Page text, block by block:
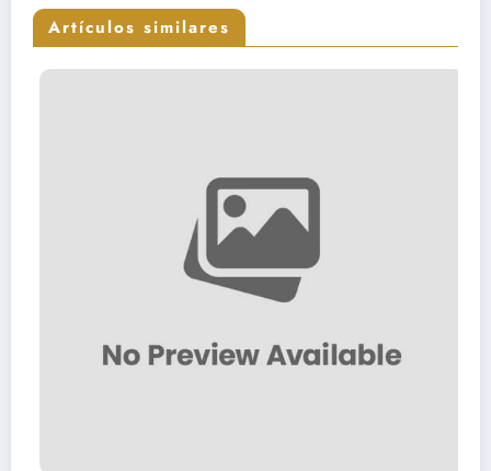
Artículos similares